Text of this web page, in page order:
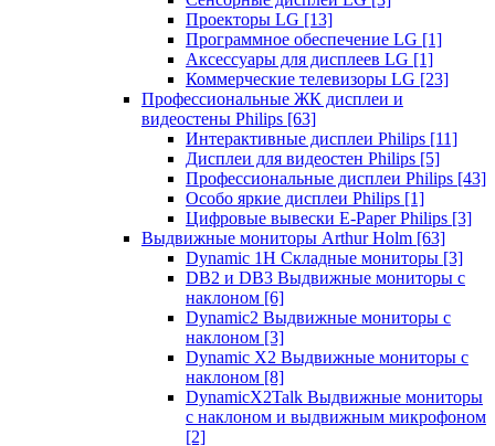
Проекторы LG [13]
Программное обеспечение LG [1]
Аксессуары для дисплеев LG [1]
Коммерческие телевизоры LG [23]
Профессиональные ЖК дисплеи и
видеостены Philips [63]
Интерактивные дисплеи Philips [11]
Дисплеи для видеостен Philips [5]
Профессиональные дисплеи Philips [43]
Особо яркие дисплеи Philips [1]
Цифровые вывески E-Paper Philips [3]
Выдвижные мониторы Arthur Holm [63]
Dynamic 1Н Складные мониторы [3]
DB2 и DB3 Выдвижные мониторы с
наклоном [6]
Dynamic2 Выдвижные мониторы с
наклоном [3]
Dynamic X2 Выдвижные мониторы с
наклоном [8]
DynamicX2Talk Выдвижные мониторы
с наклоном и выдвижным микрофоном
[2]